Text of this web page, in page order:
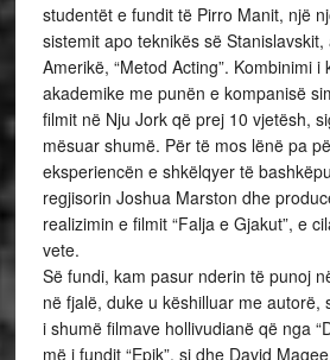
studentët e fundit të Pirro Manit, një
sistemit apo teknikës së
Amerikë, “Metod Acting”. Kombinimi
akademike me punën e kompanisë
filmit në Nju Jork që prej 10 vjetësh,
mësuar shumë. Për të mos lënë pa
eksperiencën e shkëlqyer të
regjisorin Joshua Marston dhe
realizimin e filmit “Falja e Gjakut”, e
vete.
Së fundi, kam pasur nderin të punoj
në fjalë, duke u këshilluar me autorë,
i shumë filmave hollivudianë që nga
më i fundit “Epik”, si dhe David